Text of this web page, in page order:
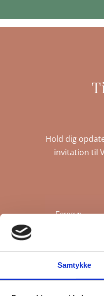
Samtykke
Hold dig
invitation til
Fornavn
Efternavn